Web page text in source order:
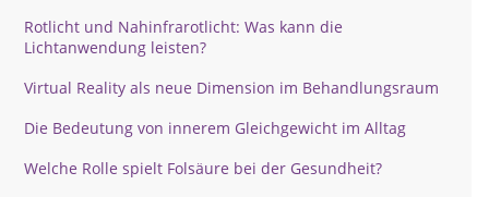
Rotlicht und Nahinfrarotlicht: Was kann die
Lichtanwendung leisten?
Virtual Reality als neue Dimension im Behandlungsraum
Die Bedeutung von innerem Gleichgewicht im Alltag
Welche Rolle spielt Folsäure bei der Gesundheit?